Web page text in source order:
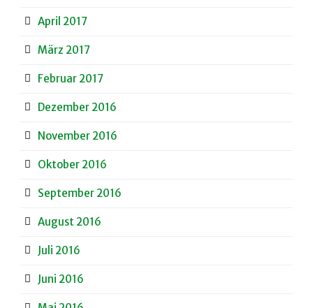
April 2017
März 2017
Februar 2017
Dezember 2016
November 2016
Oktober 2016
September 2016
August 2016
Juli 2016
Juni 2016